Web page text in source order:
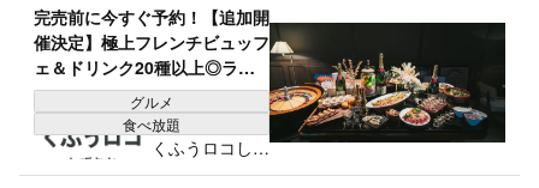
完売前に今すぐ予約！【追加開
催決定】極上フレンチビュッフ
ェ＆ドリンク20種以上◎ラグ
ジュアリーな「大人の夏祭り」
が神コスパすぎる♪
グルメ
食べ放題
くふうロコしず
おか編集部